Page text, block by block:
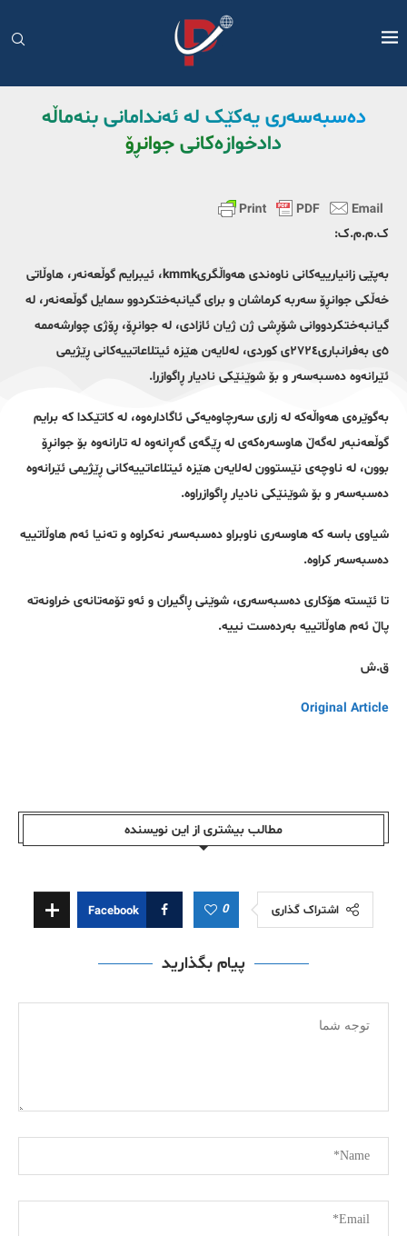
دەسبەسەری یەکێک لە ئەندامانی بنەماڵە
دادخوازەکانی جوانڕۆ
ک.م.م.ک:
بەپێی زانیارییەکانی ناوەندی هەواڵگریkmmk، ئیبرایم گوڵعەنەر، هاوڵاتی
خەڵکی جوانڕۆ سەربە کرماشان و برای گیانبەختکردوو سمایل گوڵعەنەر، لە
گیانبەختکردووانی شۆڕشی ژن ژیان ئازادی، لە جوانڕۆ، ڕۆژی چوارشەممە
٥ی بەفرانباری٢٧٢٤ی کوردی، لەلایەن هێزە ئیتلاعاتییەکانی ڕێژیمی
ئێرانەوە دەسبەسەر و بۆ شوێنێکی نادیار ڕاگوازرا.
بەگوێرەی هەواڵەکە لە زاری سەرچاوەیەکی ئاگادارەوە، لە کاتێکدا کە برایم
گوڵعەنبەر لەگەڵ هاوسەرەکەی لە ڕێگەی گەڕانەوە لە تارانەوە بۆ جوانڕۆ
بوون، لە ناوچەی نێستوون لەلایەن هێزە ئیتلاعاتییەکانی ڕێژیمی ئێرانەوە
دەسبەسەر و بۆ شوێنێکی نادیار ڕاگوازراوە.
شیاوی باسە کە هاوسەری ناوبراو دەسبەسەر نەکراوە و تەنیا ئەم هاوڵاتییە
دەسبەسەر کراوە.
تا ئێستە هۆکاری دەسبەسەری، شوێنی ڕاگیران و ئەو تۆمەتانەی خراونەتە
پاڵ ئەم هاوڵاتییە بەردەست نییە.
ق.ش
Original Article
مطالب بیشتری از این نویسندە
اشتراک گذاری 0
Facebook
پیام بگذارید